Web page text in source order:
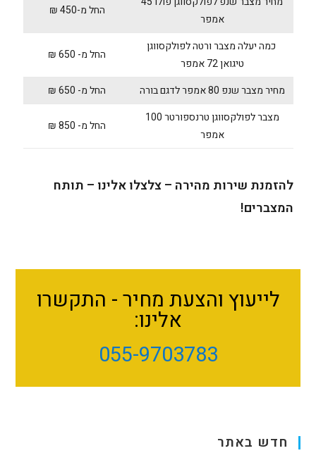
אמפר
החל מ-450 ₪
כמה יעלה מצבר ורטה לפולקסווגן
טיגואן 72 אמפר
החל מ- 650 ₪
מחיר מצבר שנפ 80 אמפר לדגם בורה
החל מ- 650 ₪
מצבר לפולקסווגן טרנספורטר 100
אמפר
החל מ- 850 ₪
להזמנת שירות מהירה – צלצלו אלינו – תותח
המצברים!
לייעוץ והצעת מחיר - התקשרו
אלינו:
055-9703783
חדש באתר